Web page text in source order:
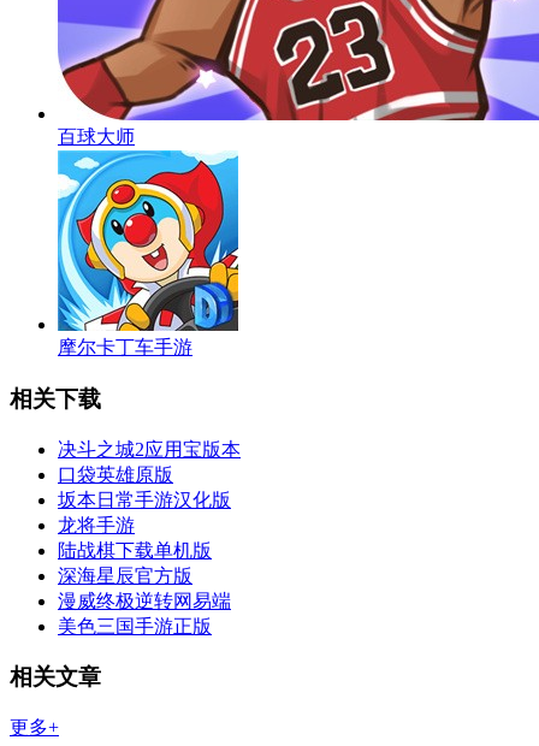
百球大师
摩尔卡丁车手游
相关下载
决斗之城2应用宝版本
口袋英雄原版
坂本日常手游汉化版
龙将手游
陆战棋下载单机版
深海星辰官方版
漫威终极逆转网易端
美色三国手游正版
相关文章
更多+